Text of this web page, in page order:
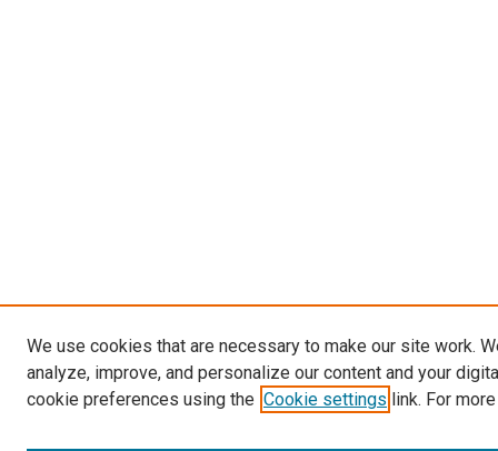
We use cookies that are necessary to make our site work.
analyze, improve, and personalize our content and your
cookie preferences using the Cookie settings link. For